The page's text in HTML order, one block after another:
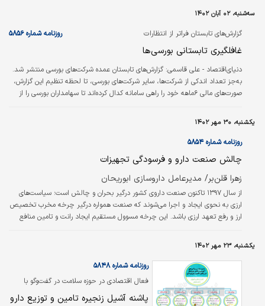
عدم تناسب نرخ تورم با هزینه‌های تولید، سیر صعودی افزایش قیمت دارو آغاز شود.
سه‌شنبه، ۰۲ آبان ۱۴۰۲
گزارش‏‏‌های تابستان فراتر از انتظارات روزنامه شماره ۵۸۵۶
غافلگیری تابستانی بورسی‏‏‌ها
دنیای‌اقتصاد - علی قاسمی:گزارش‌‌‌های تابستان عمده شرکت‌های بورسی منتشر شد.
به‌جز تعداد اندکی از شرکت‌ها، سایر شرکت‌های بورسی، تا لحظه تنظیم این گزارش،
صورت‌های مالی ۶ماهه خود را راهی سامانه کدال کرده‌اند تا سهامداران بورسی را از
می‌دهد که عمده گزارش‌‌‌های فصلی فراتر از انتظارات بوده‌‌‌اند.
یکشنبه، ۳۰ مهر ۱۴۰۲
روزنامه شماره ۵۸۵۴
چالش صنعت دارو و فرسودگی تجهیزات
زهرا قلن‏‏‌بر/ مدیرعامل داروسازی ابوریحان
از سال ۱۳۹۷ تاکنون صنعت داروی کشور درگیر بحران و چالش است؛ سیاست‌‌‌های
ارزی به نحوی ایجاد و اجرا می‌‌‌شوند که صنعت همواره درگیر چرخه مخرب تخصیص
ارز و رفع تعهد ارزی باشد. این چرخه مسوول مستقیم ایجاد رانت و تامین منافع
داشت) تداوم نیافت و ارز ترجیحی دارو بازآفریده شد. همین چرخه مخرب اثر
مستقیمی بر تراز تجاری داروی کشور نیز دارد. مادامی که ارزش واردات مواد اولیه و
محصول بیش از ۲۰ برابر صادرات آن است، خودکفایی نود و چند…
یکشنبه، ۲۳ مهر ۱۴۰۲
فعال اقتصادی در حوزه سلامت در گفت‌وگو با
«دنیای‌اقتصاد» تشریح کرد
روزنامه شماره ۵۸۴۸
پاشنه آشیل زنجیره تامین و توزیع دارو